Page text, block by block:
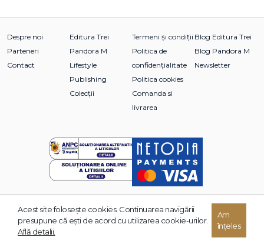
Despre noi
Parteneri
Contact
Editura Trei
Pandora M
Lifestyle
Publishing
Colecții
Termeni și condiții
Politica de
confidențialitate
Politica cookies
Comanda si
livrarea
Blog Editura Trei
Blog Pandora M
Newsletter
© 2026 Grupul Editorial TREI. Toate drepturile rezervate.
Acest site foloseşte cookies. Continuarea navigării
presupune că eşti de acord cu utilizarea cookie-urilor.
Află detalii.
Am
înțeles